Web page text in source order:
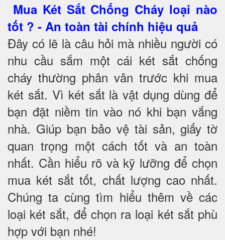
Mua Két Sắt Chống Cháy loại nào
tốt ? - An toàn tài chính hiệu quả
Đây có lẽ là câu hỏi mà nhiều người có
nhu cầu sắm một cái két sắt chống
cháy thường phân vân trước khi mua
két sắt. Vì két sắt là vật dụng dùng để
bạn đặt niềm tin vào nó khi bạn vắng
nhà. Giúp bạn bảo vệ tài sản, giấy tờ
quan trọng một cách tốt và an toàn
nhất. Cần hiểu rõ và kỹ lưỡng để chọn
mua két sắt tốt, chất lượng cao nhất.
Chúng ta cùng tìm hiểu thêm về các
loại két sắt, để chọn ra loại két sắt phù
hợp với bạn nhé!